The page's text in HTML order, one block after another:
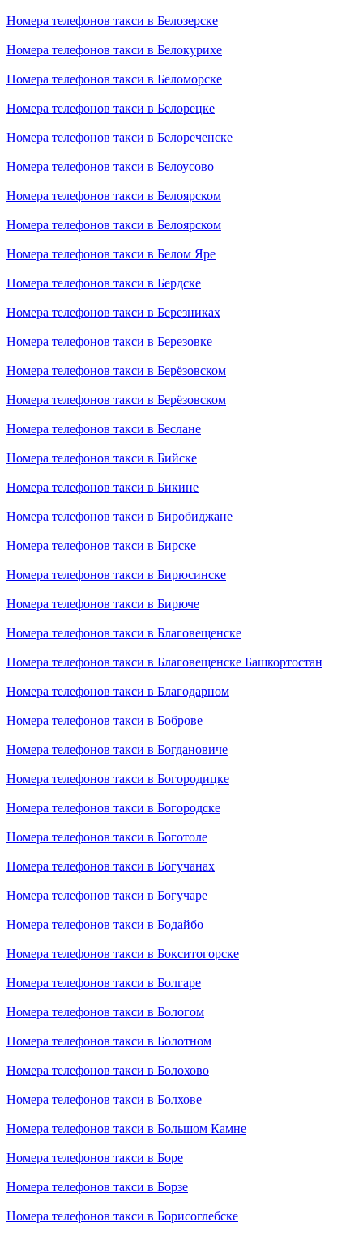
Номера телефонов такси в Белозерске
Номера телефонов такси в Белокурихе
Номера телефонов такси в Беломорске
Номера телефонов такси в Белорецке
Номера телефонов такси в Белореченске
Номера телефонов такси в Белоусово
Номера телефонов такси в Белоярском
Номера телефонов такси в Белоярском
Номера телефонов такси в Белом Яре
Номера телефонов такси в Бердске
Номера телефонов такси в Березниках
Номера телефонов такси в Березовке
Номера телефонов такси в Берёзовском
Номера телефонов такси в Берёзовском
Номера телефонов такси в Беслане
Номера телефонов такси в Бийске
Номера телефонов такси в Бикине
Номера телефонов такси в Биробиджане
Номера телефонов такси в Бирске
Номера телефонов такси в Бирюсинске
Номера телефонов такси в Бирюче
Номера телефонов такси в Благовещенске
Номера телефонов такси в Благовещенске Башкортостан
Номера телефонов такси в Благодарном
Номера телефонов такси в Боброве
Номера телефонов такси в Богдановиче
Номера телефонов такси в Богородицке
Номера телефонов такси в Богородске
Номера телефонов такси в Боготоле
Номера телефонов такси в Богучанах
Номера телефонов такси в Богучаре
Номера телефонов такси в Бодайбо
Номера телефонов такси в Бокситогорске
Номера телефонов такси в Болгаре
Номера телефонов такси в Бологом
Номера телефонов такси в Болотном
Номера телефонов такси в Болохово
Номера телефонов такси в Болхове
Номера телефонов такси в Большом Камне
Номера телефонов такси в Боре
Номера телефонов такси в Борзе
Номера телефонов такси в Борисоглебске